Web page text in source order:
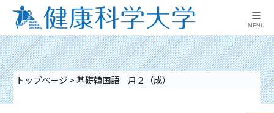
≡
MENU
トップページ>基礎韓国語 月２（成）